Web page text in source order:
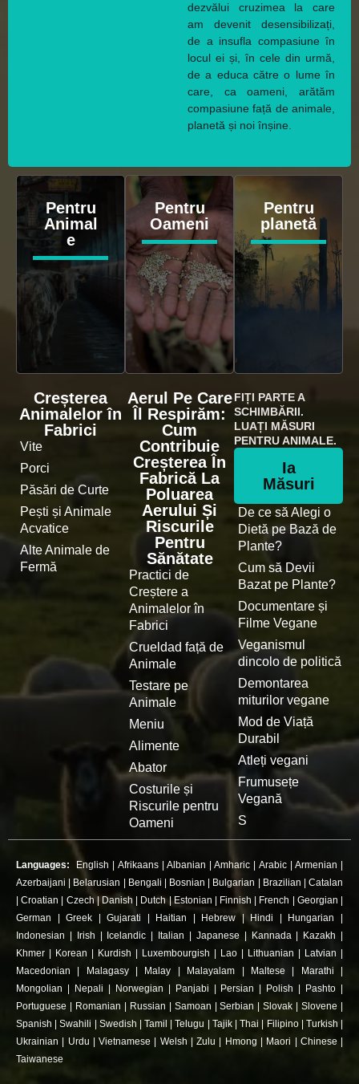
dezvălui cruzimea la care
am devenit desensibilizați,
de a insufla compasiune în
locul ei și, în cele din urmă,
de a educa către o lume în
care, ca oameni, arătăm
compasiune față de animale,
planetă și noi înșine.
Pentru
Animal
e
Pentru
Oameni
Pentru
planetă
Creșterea
Animalelor în
Fabrici
Vite
Porci
Păsări de Curte
Pești și Animale
Acvatice
Alte Animale de
Fermă
Aerul Pe Care
Îl Respirăm:
Cum
Contribuie
Creșterea În
Fabrică La
Poluarea
Aerului Și
Riscurile
Pentru
Sănătate
Practici de
Creștere a
Animalelor în
Fabrici
Crueldad față de
Animale
Testare pe
Animale
Meniu
Alimente
Abator
Costurile și
Riscurile pentru
Oameni
FIȚI PARTE A
SCHIMBĂRII.
LUAȚI MĂSURI
PENTRU ANIMALE.
Ia
Măsuri
De ce să Alegi o
Dietă pe Bază de
Plante?
Cum să Devii
Bazat pe Plante?
Documentare și
Filme Vegane
Veganismul
dincolo de politică
Demontarea
miturilor vegane
Mod de Viață
Durabil
Atleți vegani
Frumusețe
Vegană
S
Languages: English Afrikaans| Albanian |Amharic Arabic| Armenian
Azerbaijani
Belarusian Bengali Bosnian Bulgarian Brazilian |Catalan
|Croatian Czech| Danish Dutch |Estonian Finnish French Georgian
German |Greek |Gujarati Haitian Hebrew | Hindi Hungarian
Indonesian
Irish Icelandic Italian Japanese| Kannada| Kazakh
Khmer
Korean Kurdish Luxembourgish Lao Lithuanian Latvian
Macedonian
Malagasy| Malay Malayalam Maltese Marathi
Mongolian
Nepali Norwegian Panjabi Persian Polish Pashto
Portuguese
Romanian Russian Samoan |Serbian |Slovak |Slovene
Spanish |Swahili Swedish |Tamil |Telugu Tajik|Thai Filipino| Turkish
Ukrainian
Urdu |Vietnamese Welsh |Zulu Hmong Maori Chinese|
Taiwanese